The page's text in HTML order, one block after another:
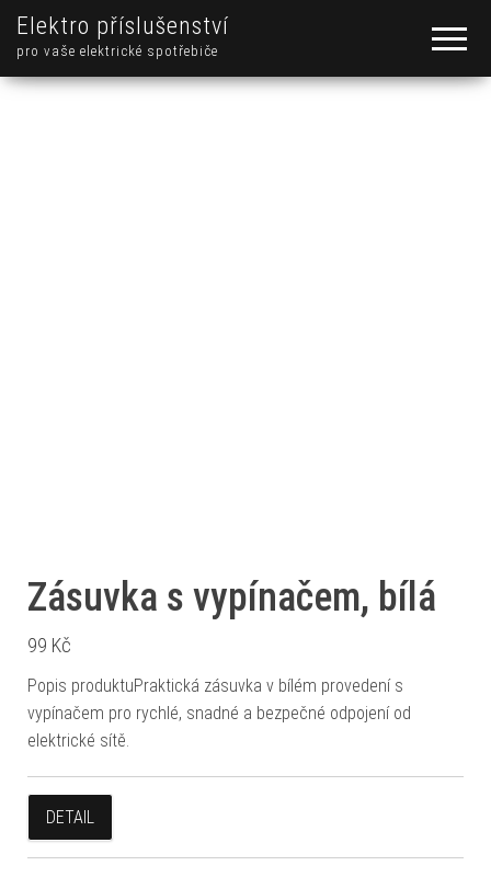
Elektro příslušenství
pro vaše elektrické spotřebiče
Zásuvka s vypínačem, bílá
99 Kč
Popis produktuPraktická zásuvka v bílém provedení s
vypínačem pro rychlé, snadné a bezpečné odpojení od
elektrické sítě.
DETAIL